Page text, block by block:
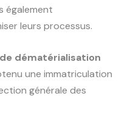
également
leurs processus.
dématérialisation
une immatriculation
générale des